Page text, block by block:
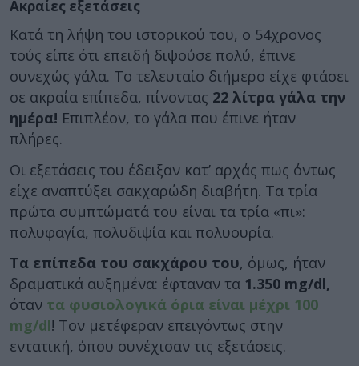
Ακραίες εξετάσεις
Κατά τη λήψη του ιστορικού του, ο 54χρονος
τούς είπε ότι επειδή διψούσε πολύ, έπινε
συνεχώς γάλα. Το τελευταίο διήμερο είχε φτάσει
σε ακραία επίπεδα, πίνοντας 22 λίτρα γάλα την
ημέρα! Επιπλέον, το γάλα που έπινε ήταν
πλήρες.
Οι εξετάσεις του έδειξαν κατ’ αρχάς πως όντως
είχε αναπτύξει σακχαρώδη διαβήτη. Τα τρία
πρώτα συμπτώματά του είναι τα τρία «πι»:
πολυφαγία, πολυδιψία και πολυουρία.
Τα επίπεδα του σακχάρου του, όμως, ήταν
δραματικά αυξημένα: έφταναν τα 1.350 mg/dl,
όταν τα φυσιολογικά όρια είναι μέχρι 100
mg/dl! Τον μετέφεραν επειγόντως στην
εντατική, όπου συνέχισαν τις εξετάσεις.